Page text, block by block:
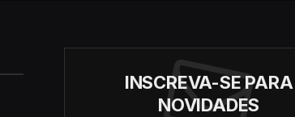
INSCREVA-SE PARA
NOVIDADES